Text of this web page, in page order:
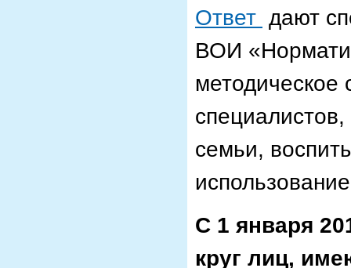
Ответ дают
ВОИ
семьи,
С 1 января
круг лиц,